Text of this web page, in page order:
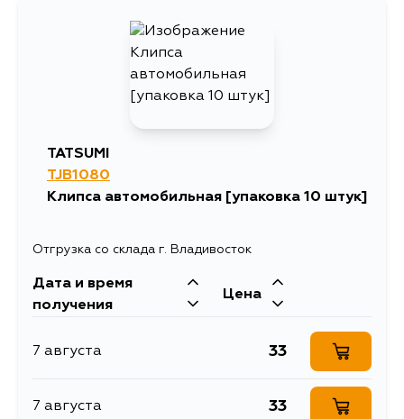
TATSUMI
TJB1080
Клипса автомобильная [упаковка 10 штук]
Отгрузка со склада г. Владивосток
Дата и время
получения
Цена
7 августа 33
7 августа 33